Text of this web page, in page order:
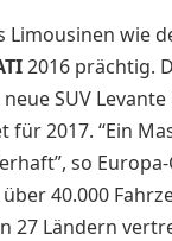
Limousinen wie
2016 prächtig.
SUV
2017. “Ein
so
40.000
27 Ländern